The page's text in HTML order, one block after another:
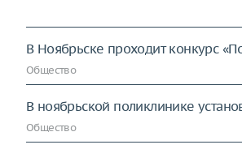
В Ноябрьске проходит конкурс
Общество
В ноябрьской поликлинике
Общество